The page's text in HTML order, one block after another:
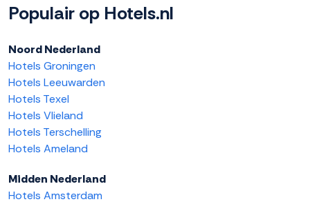
Populair op Hotels.nl
Noord Nederland
Hotels Groningen
Hotels Leeuwarden
Hotels Texel
Hotels Vlieland
Hotels Terschelling
Hotels Ameland
Midden Nederland
Hotels Amsterdam